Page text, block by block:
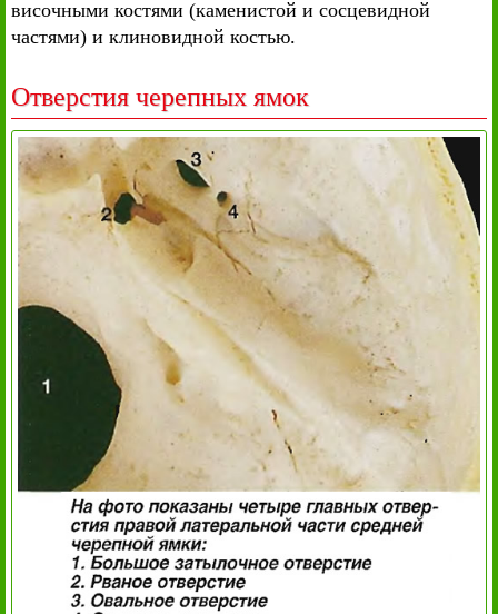
височными костями (каменистой и сосцевидной
частями) и клиновидной костью.
Отверстия черепных ямок